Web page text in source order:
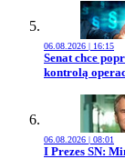
06.08.2026 | 16:15
Przejdź do
Senat chce
kontrolą
06.08.2026 | 08:01
Przejdź do
I Prezes SN: